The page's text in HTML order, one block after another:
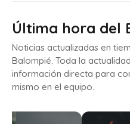
Última hora del
Noticias actualizadas en
Balompié. Toda la
información directa para
mismo en el equipo.